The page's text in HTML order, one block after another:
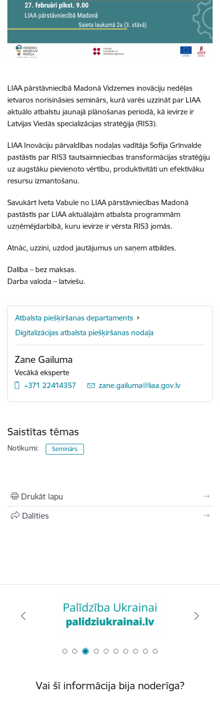
LIAA pārstāvniecībā Madonā Vidzemes inovāciju nedēļas
ietvaros norisināsies seminārs, kurā varēs uzzināt par LIAA
aktuālo atbalstu jaunajā plānošanas periodā, kā ievirze ir
Latvijas Viedās specializācijas stratēģija (RIS3).
LIAA Inovāciju pārvaldības nodaļas vadītāja Sofija Grīnvalde
pastāstīs par RIS3 tautsaimniecības transformācijas stratēģiju
uz augstāku pievienoto vērtību, produktivitāti un efektīvāku
resursu izmantošanu.
Savukārt Iveta Vabule no LIAA pārstāvniecības Madonā
pastāstīs par LIAA aktuālajām atbalsta programmām
uzņēmējdarbībā, kuru ievirze ir vērsta RIS3 jomās.
Atnāc, uzzini, uzdod jautājumus un saņem atbildes.
Dalība – bez maksas.
Darba valoda – latviešu.
Atbalsta piešķiršanas departaments
Digitalizācijas atbalsta piešķiršanas nodaļa
Zane Gailuma
Vecākā eksperte
+371 22414357
E-pasts:
zane.gailuma@liaa.gov.lv
Saistītas tēmas
Notikumi: Seminārs
Drukāt lapu
Dalīties
Vai šī informācija bija noderīga?